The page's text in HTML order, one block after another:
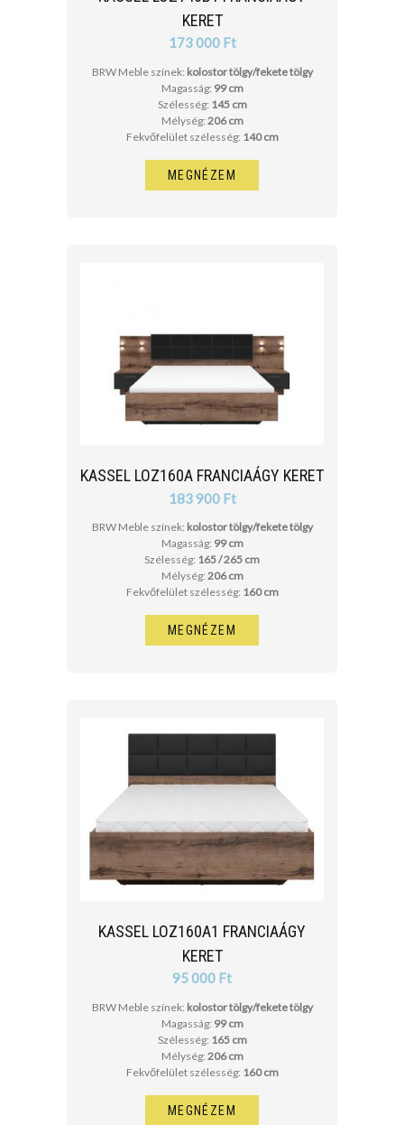
KERET
173 000 Ft
BRW Meble színek: kolostor tölgy/fekete tölgy
Magasság: 99 cm
Szélesség: 145 cm
Mélység: 206 cm
Fekvőfelület szélesség: 140 cm
MEGNÉZEM
KASSEL LOZ160A FRANCIAÁGY KERET
183 900 Ft
BRW Meble színek: kolostor tölgy/fekete tölgy
Magasság: 99 cm
Szélesség: 165 / 265 cm
Mélység: 206 cm
Fekvőfelület szélesség: 160 cm
MEGNÉZEM
KASSEL LOZ160A1 FRANCIAÁGY
KERET
95 000 Ft
BRW Meble színek: kolostor tölgy/fekete tölgy
Magasság: 99 cm
Szélesség: 165 cm
Mélység: 206 cm
Fekvőfelület szélesség: 160 cm
MEGNÉZEM